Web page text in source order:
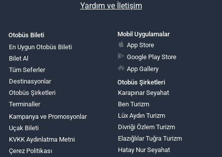
Yardım ve İletişim
Otobüs Bileti
En Uygun Otobüs Bileti
Bilet Al
Tüm Seferler
Destinasyonlar
Otobüs Şirketleri
Terminaller
Kampanya ve Promosyonlar
Uçak Bileti
KVKK Aydınlatma Metni
Çerez Politikası
Mobil Uygulamalar
App Store
Google Play Store
App Gallery
Otobüs Şirketleri
Karapınar Seyahat
Ben Turizm
Lüx Aydın Turizm
Divriği Özlem Turizm
Elazığlılar Tuğra Turizm
Hatay Nur Seyahat